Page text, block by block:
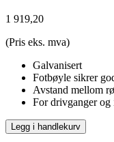
1 919,20
(Pris eks. mva)
Galvanisert
Fotbøyle sikrer
Avstand mellom
For drivganger og
Legg i handlekurv